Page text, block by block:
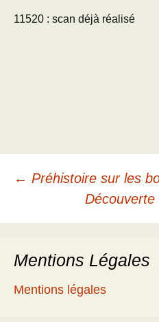
11520 : scan déjà réalisé
des
articles
← Préhistoire sur les
Découverte
Mentions Légales
Mentions légales